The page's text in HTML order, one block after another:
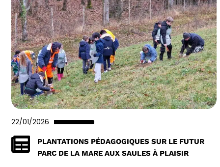
22/01/2026
PLANTATIONS PÉDAGOGIQUES SUR LE FUTUR
PARC DE LA MARE AUX SAULES À PLAISIR